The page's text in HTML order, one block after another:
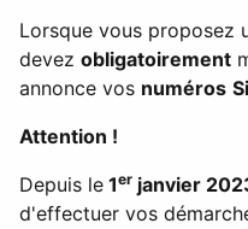
Lorsque vous proposez
devez obligatoirement
annonce vos numéros
Attention !
Depuis le 1er janvier
d'effectuer vos